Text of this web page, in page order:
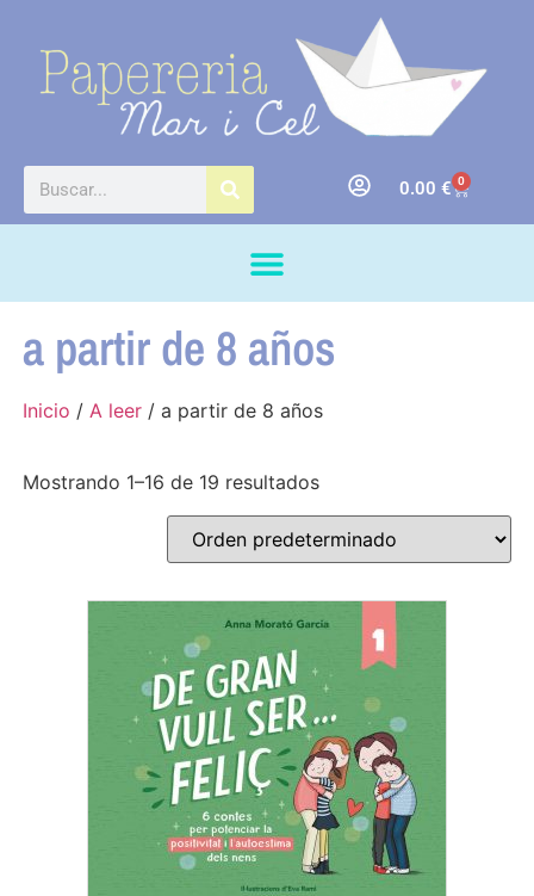
0.00 € 0
a partir de 8 años
Inicio / A leer/ a partir de 8 años
Mostrando 1–16 de 19 resultados